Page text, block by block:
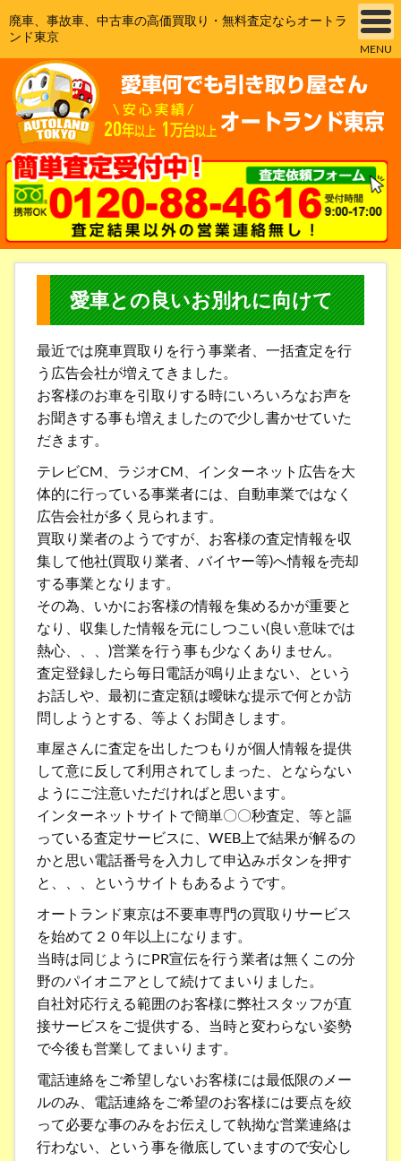
廃車、事故車、中古車の高価買取り・無料査定ならオートラ
ンド東京
MENU
愛車との良いお別れに向けて
最近では廃車買取りを行う事業者、一括査定を行
う広告会社が増えてきました。
お客様のお車を引取りする時にいろいろなお声を
お聞きする事も増えましたので少し書かせていた
だきます。
テレビCM、ラジオCM、インターネット広告を大
体的に行っている事業者には、自動車業ではなく
広告会社が多く見られます。
買取り業者のようですが、お客様の査定情報を収
集して他社(買取り業者、バイヤー等)へ情報を売却
する事業となります。
その為、いかにお客様の情報を集めるかが重要と
なり、収集した情報を元にしつこい(良い意味では
熱心、、、)営業を行う事も少なくありません。
査定登録したら毎日電話が鳴り止まない、という
お話しや、最初に査定額は曖昧な提示で何とか訪
問しようとする、等よくお聞きします。
車屋さんに査定を出したつもりが個人情報を提供
して意に反して利用されてしまった、とならない
ようにご注意いただければと思います。
インターネットサイトで簡単〇〇秒査定、等と謳
っている査定サービスに、WEB上で結果が解るの
かと思い電話番号を入力して申込みボタンを押す
と、、、というサイトもあるようです。
オートランド東京は不要車専門の買取りサービス
を始めて２０年以上になります。
当時は同じようにPR宣伝を行う業者は無くこの分
野のパイオニアとして続けてまいりました。
自社対応行える範囲のお客様に弊社スタッフが直
接サービスをご提供する、当時と変わらない姿勢
で今後も営業してまいります。
電話連絡をご希望しないお客様には最低限のメー
ルのみ、電話連絡をご希望のお客様には要点を絞
って必要な事のみをお伝えして執拗な営業連絡は
行わない、という事を徹底していますので安心し